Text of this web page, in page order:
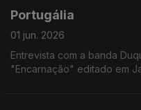
Portugália
01 jun. 2026
Entrevista com a banda
"Encarnação" editado em